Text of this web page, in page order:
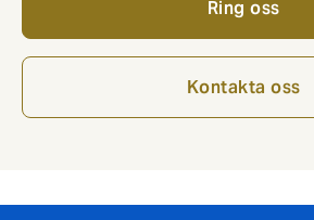
Ring oss
Kontakta oss